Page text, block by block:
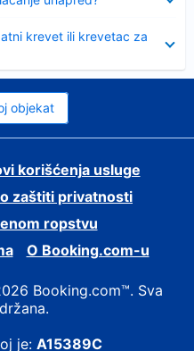
krevet ili krevetac za
objekat
korišćenja usluge
zaštiti privatnosti
ropstvu
О Booking.com-u
Booking.com™. Sva
je: A15389C